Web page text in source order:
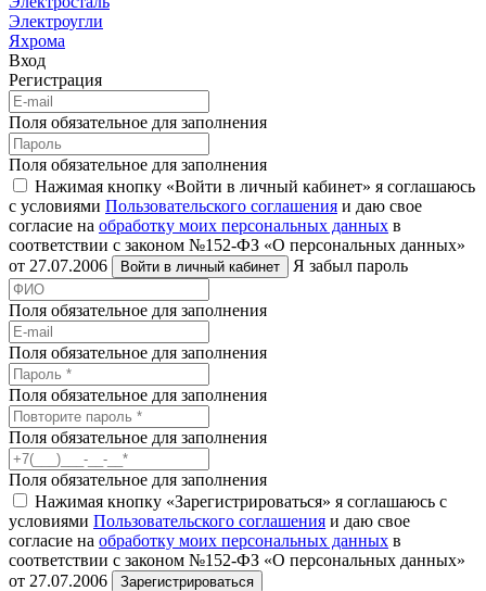
Электроугли
Яхрома
Вход
Регистрация
Поля обязательное для заполнения
Поля обязательное для заполнения
Нажимая кнопку «Войти в личный кабинет» я соглашаюсь
с условиями Пользовательского соглашения и даю свое
согласие на обработку моих персональных данных в
соответствии с законом №152-ФЗ «О персональных данных»
от 27.07.2006
Войти в личный кабинет Я забыл пароль
Поля обязательное для заполнения
Поля обязательное для заполнения
Поля обязательное для заполнения
Поля обязательное для заполнения
Поля обязательное для заполнения
Нажимая кнопку «Зарегистрироваться» я соглашаюсь с
условиями Пользовательского соглашения и даю свое
согласие на обработку моих персональных данных в
соответствии с законом №152-ФЗ «О персональных данных»
от 27.07.2006
Зарегистрироваться